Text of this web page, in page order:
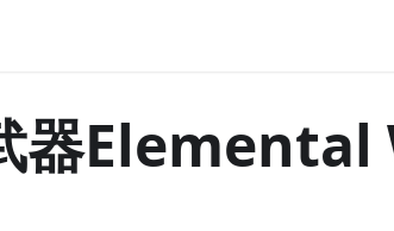
器Elemental